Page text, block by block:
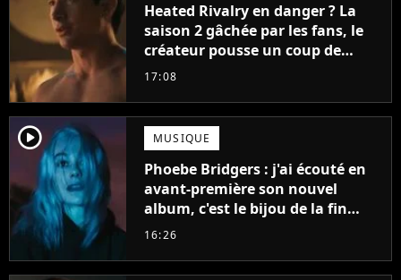
Heated Rivalry en danger ? La
saison 2 gâchée par les fans, le
créateur pousse un coup de
gueule
17:08
player2 MUSIQUE
Phoebe Bridgers : j'ai écouté en
avant-première son nouvel
album, c'est le bijou de la fin
d'été
16:26